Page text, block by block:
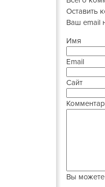
Оставить
Ваш email
Имя
Email
Сайт
Вы